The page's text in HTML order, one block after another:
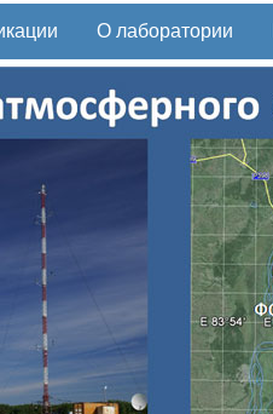
О лаборатории